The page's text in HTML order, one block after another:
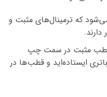
که ترمینال‌های مثبت و
قطب مثبت در سمت چپ
ایستاده‌اید و قطب‌ها در